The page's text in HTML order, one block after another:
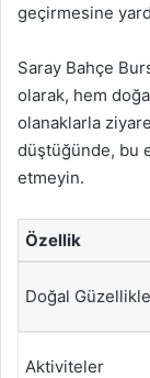
geçirmesine
Saray Bahçe
olarak, hem
olanaklarla
düştüğünde, bu
etmeyin.
Özellik
Doğal
Aktiviteler